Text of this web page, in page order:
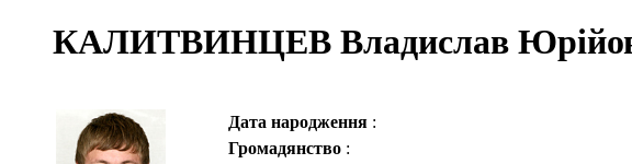
КАЛИТВИНЦЕВ Владислав
Дата народження :
Громадянство :